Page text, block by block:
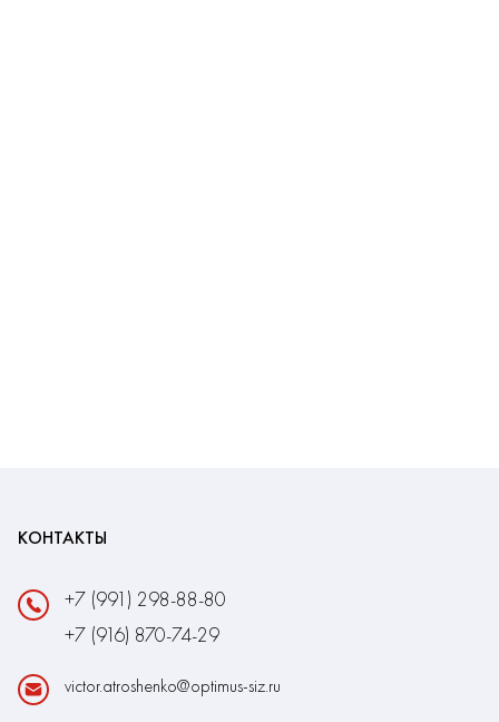
КОНТАКТЫ
+7 (991) 298-88-80
+7 (916) 870-74-29
victor.atroshenko@optimus-siz.ru